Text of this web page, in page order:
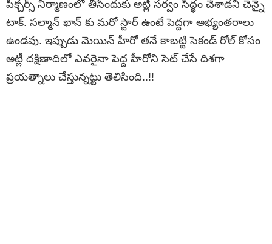
పిక్చర్స్ నిర్మాణంలో తీసేందుకు అట్లీ సర్వం సిద్ధం చేశాడని చెన్నై
టాక్. సల్మాన్ ఖాన్ కు మరో స్టార్ ఉంటే పెద్దగా అభ్యంతరాలు
ఉండవు. ఇప్పుడు మెయిన్ హీరో తనే కాబట్టి సెకండ్ రోల్ కోసం
అట్లీ దక్షిణాదిలో ఎవరైనా పెద్ద హీరోని సెట్ చేసే దిశగా
ప్రయత్నాలు చేస్తున్నట్టు తెలిసింది..!!